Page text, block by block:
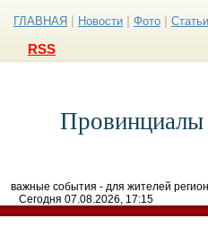
ГЛАВНАЯ Новости Фото Статьи
RSS
Провинциалы
важные события - для жителей
Сегодня 07.08.2026, 17:15